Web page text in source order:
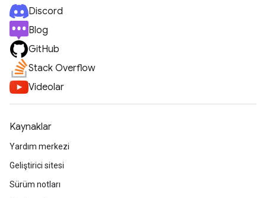
Discord
Blog
GitHub
Stack Overflow
Videolar
Kaynaklar
Yardım merkezi
Geliştirici sitesi
Sürüm notları